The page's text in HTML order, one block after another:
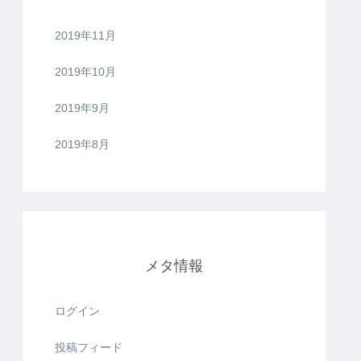
2019年11月
2019年10月
2019年9月
2019年8月
メタ情報
ログイン
投稿フィード